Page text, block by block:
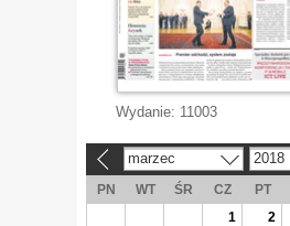
Wydanie: 11003
marzec 2018
PN WT ŚR CZ PT
1
2